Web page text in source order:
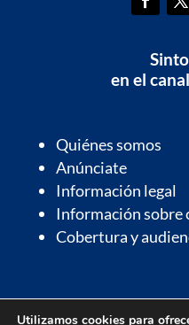
en el
Quiénes somos
Anúnciate
Información legal
Información sobre
Cobertura y
Información de
Utilizamos cookies para